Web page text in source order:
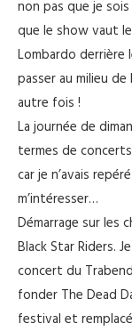
non pas que je
que le show vaut
Lombardo derrière
passer au milieu
autre fois !
La journée de
termes de
car je n’avais
m’intéresser…
Démarrage sur les
Black Star Riders.
concert du
fonder The Dead
festival et